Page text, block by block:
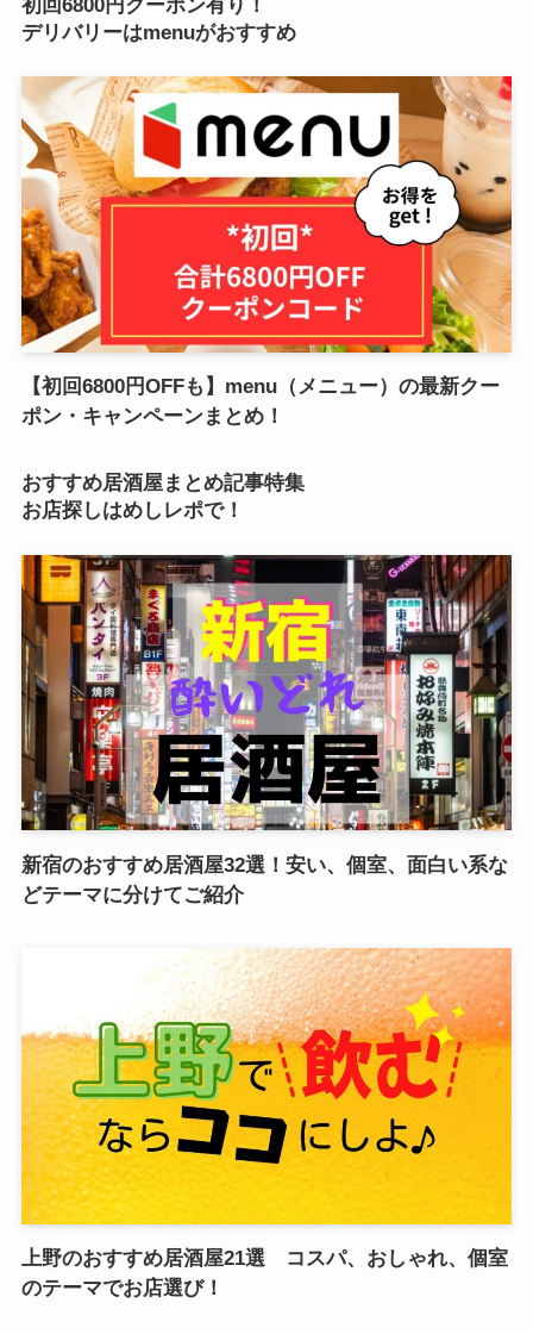
初回6800円クーポン有り！
デリバリーはmenuがおすすめ
【初回6800円OFFも】menu（メニュー）の最新クー
ポン・キャンペーンまとめ！
おすすめ居酒屋まとめ記事特集
お店探しはめしレポで！
新宿のおすすめ居酒屋32選！安い、個室、面白い系な
どテーマに分けてご紹介
上野のおすすめ居酒屋21選 コスパ、おしゃれ、個室
のテーマでお店選び！